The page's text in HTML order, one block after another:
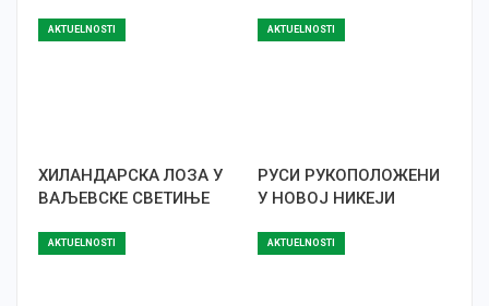
AKTUELNOSTI
ХИЛАНДАРСКА ЛОЗА У
ВАЉЕВСКЕ СВЕТИЊЕ
AKTUELNOSTI
РУСИ РУКОПОЛОЖЕНИ
У НОВОЈ НИКЕЈИ
AKTUELNOSTI AKTUELNOSTI